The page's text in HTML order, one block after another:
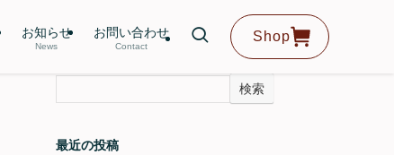
お知らせ
News
お問い合わせ
Contact
Shop
検索
最近の投稿